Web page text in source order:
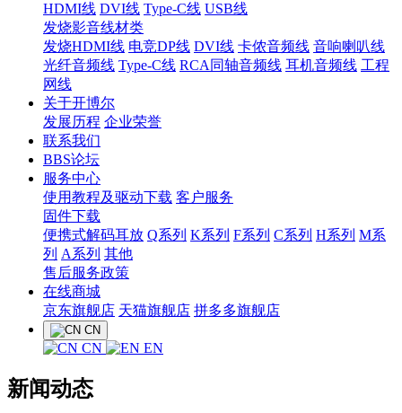
HDMI线 DVI线 Type-C线 USB线
发烧影音线材类
发烧HDMI线 电竞DP线 DVI线 卡侬音频线 音响喇叭线
光纤音频线 Type-C线 RCA同轴音频线 耳机音频线 工程
网线
关于开博尔
发展历程 企业荣誉
联系我们
BBS论坛
服务中心
使用教程及驱动下载 客户服务
固件下载
便携式解码耳放 Q系列 K系列 F系列 C系列 H系列 M系
列 A系列 其他
售后服务政策
在线商城
京东旗舰店 天猫旗舰店 拼多多旗舰店
CN
CN EN
新闻动态